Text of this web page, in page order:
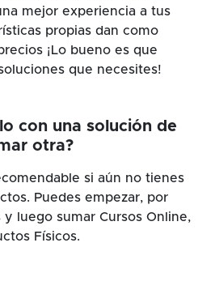
mejor experiencia a tus
propias dan como
¡Lo bueno es que
que necesites!
con una solución de
otra?
si aún no tienes
Puedes empezar, por
luego sumar Cursos Online,
Físicos.